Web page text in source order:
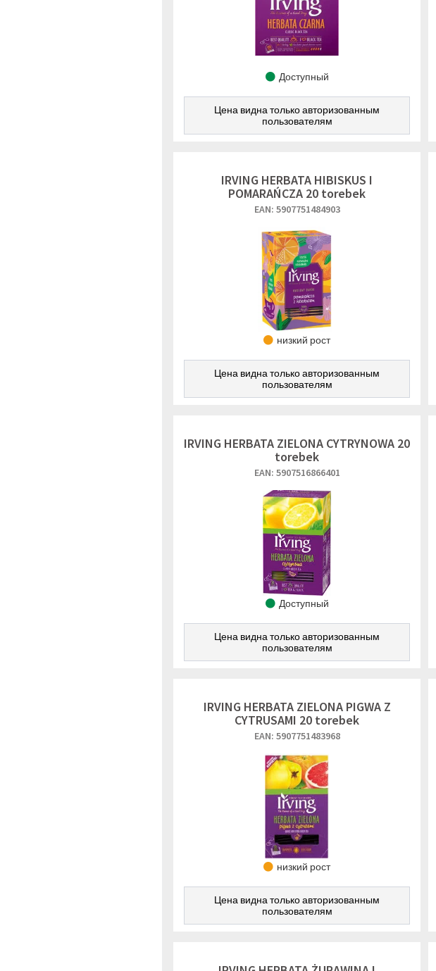
Доступный
Цена видна только авторизованным
пользователям
IRVING HERBATA HIBISKUS I
POMARAŃCZA 20 torebek
EAN: 5907751484903
низкий рост
Цена видна только авторизованным
пользователям
IRVING HERBATA ZIELONA CYTRYNOWA 20
torebek
EAN: 5907516866401
Доступный
Цена видна только авторизованным
пользователям
IRVING HERBATA ZIELONA PIGWA Z
CYTRUSAMI 20 torebek
EAN: 5907751483968
низкий рост
Цена видна только авторизованным
пользователям